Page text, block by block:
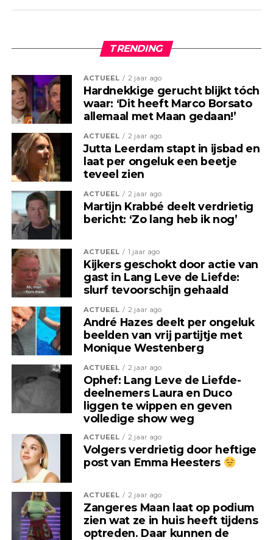
Loffredo dat zijn bijzondere
heeft gebracht, maar ook grote
offers heeft gevraagd.
Een transformatie die de wereld verbaast
Wie Anthony Loffredo voor het
eerst ziet, kijkt vaak twee keer. Zijn
lichaam is vrijwel volledig bedekt
met zwarte tatoeages en
daarnaast onderging hij tientallen
ingrijpende cosmetische
aanpassingen.
Zo liet hij onder meer zijn neus
verwijderen, zijn oren amputeren,
zijn tong splijten en zijn tanden
slijpen en donker kleuren. Ook
plaatste hij implantaten onder zijn
huid om zijn schedel een
buitenaards uiterlijk te geven.
Daarnaast liet hij meerdere
vingers amputeren als onderdeel
van zijn project.
TRENDING
ACTUEEL 2 jaar ago
Hardnekkige gerucht blijkt tóch
waar: ‘Dit heeft Marco Borsato
allemaal met Maan gedaan!’
ACTUEEL 2 jaar ago
Jutta Leerdam stapt in ijsbad en
laat per ongeluk een beetje
teveel zien
ACTUEEL 2 jaar ago
Martijn Krabbé deelt verdrietig
bericht: ‘Zo lang heb ik nog’
ACTUEEL 1 jaar ago
Kijkers geschokt door actie van
gast in Lang Leve de Liefde:
slurf tevoorschijn gehaald
ACTUEEL 2 jaar ago
André Hazes deelt per ongeluk
beelden van vrij partijtje met
Monique Westenberg
ACTUEEL 2 jaar ago
Ophef: Lang Leve de Liefde-
deelnemers Laura en Duco
liggen te wippen en geven
volledige show weg
ACTUEEL 2 jaar ago
Volgers verdrietig door heftige
post van Emma Heesters
ACTUEEL 2 jaar ago
Zangeres Maan laat op podium
zien wat ze in huis heeft tijdens
optreden. Daar kunnen de